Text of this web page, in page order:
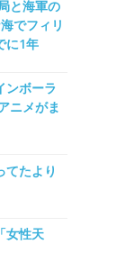
と海軍の
でフィリ
に1年
ンボーラ
ニメがま
てたより
女性天